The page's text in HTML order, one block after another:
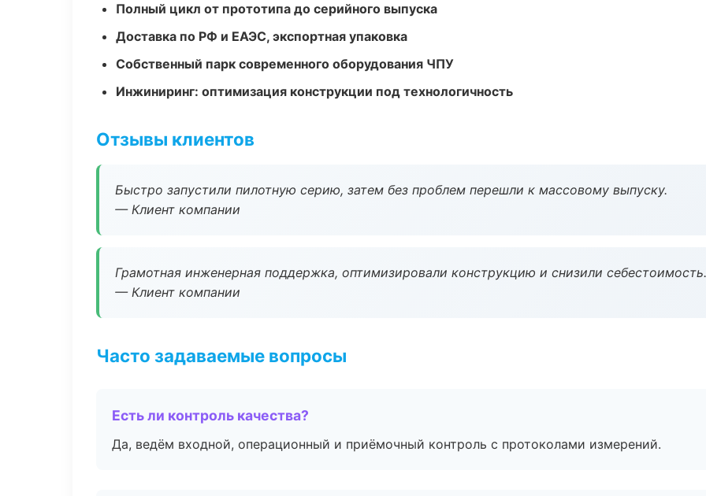
Полный цикл от прототипа до серийного выпуска
Доставка по РФ и ЕАЭС, экспортная упаковка
Собственный парк современного оборудования ЧПУ
Инжиниринг: оптимизация конструкции под технологичность
Отзывы клиентов
Быстро запустили пилотную серию, затем без проблем перешли к массовому выпуску.
— Клиент компании
Грамотная инженерная поддержка, оптимизировали конструкцию и снизили себестоимость.
— Клиент компании
Часто задаваемые вопросы
Есть ли контроль качества?
Да, ведём входной, операционный и приёмочный контроль с протоколами измерений.